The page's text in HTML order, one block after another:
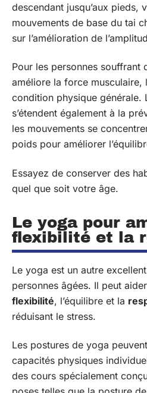
descendant jusqu’aux pieds,
mouvements de base du tai
sur l’amélioration de
Pour les personnes souffrant
améliore la force musculaire,
condition physique générale.
s’étendent également à la
les mouvements se
poids pour améliorer
Essayez de conserver des
quel que soit votre âge.
Le yoga pour
flexibilité et la
Le yoga est un autre
personnes âgées. Il peut
flexibilité, l’équilibre et la
réduisant le stress.
Les postures de yoga
capacités physiques
des cours spécialement